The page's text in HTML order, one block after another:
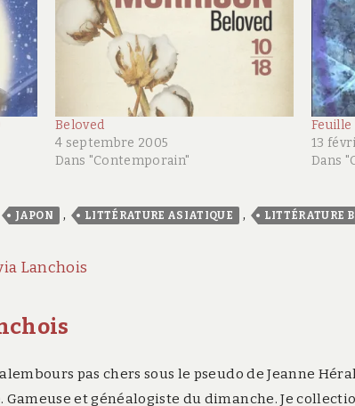
Beloved
4 septembre 2005
Dans "Contemporain"
Feuille
13
Dans
JAPON , LITTÉRATURE ASIATIQUE , LITTÉRATURE
Lanchois
pas chers sous le pseudo de Jeanne
et généalogiste du dimanche. Je